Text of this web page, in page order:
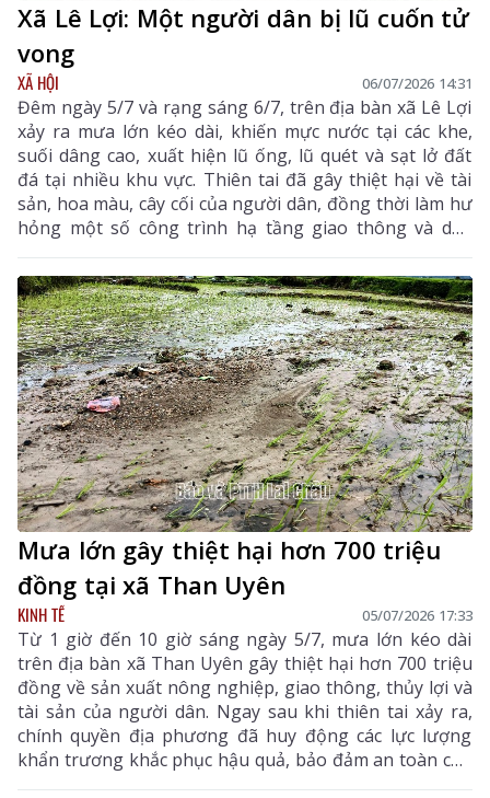
Xã Lê Lợi: Một người dân bị lũ cuốn tử
vong
XÃ HỘI 06/07/2026 14:31
Đêm ngày 5/7 và rạng sáng 6/7, trên địa bàn xã Lê Lợi
xảy ra mưa lớn kéo dài, khiến mực nước tại các khe,
suối dâng cao, xuất hiện lũ ống, lũ quét và sạt lở đất
đá tại nhiều khu vực. Thiên tai đã gây thiệt hại về tài
sản, hoa màu, cây cối của người dân, đồng thời làm hư
hỏng một số công trình hạ tầng giao thông và dân
sinh trên địa bàn, tổng giá trị thiệt hại gần 1,8 tỷ
đồng.
Mưa lớn gây thiệt hại hơn 700 triệu
đồng tại xã Than Uyên
KINH TẾ 05/07/2026 17:33
Từ 1 giờ đến 10 giờ sáng ngày 5/7, mưa lớn kéo dài
trên địa bàn xã Than Uyên gây thiệt hại hơn 700 triệu
đồng về sản xuất nông nghiệp, giao thông, thủy lợi và
tài sản của người dân. Ngay sau khi thiên tai xảy ra,
chính quyền địa phương đã huy động các lực lượng
khẩn trương khắc phục hậu quả, bảo đảm an toàn cho
nhân dân.